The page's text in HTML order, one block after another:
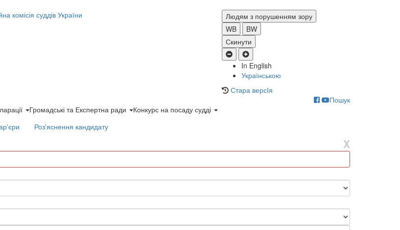
Людям з порушенням зору
WB
BW
Скинути
In English
Українською
Стара версІя
Пошук
Громадські та Експертна ради
Конкурс на посаду судді
Роз'яснення кандидату
X